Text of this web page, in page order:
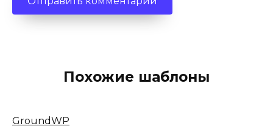
Похожие шаблоны
GroundWP